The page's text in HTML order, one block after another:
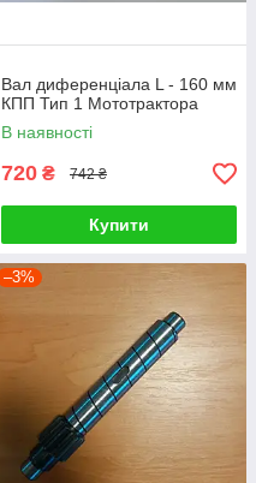
Вал диференціала L - 160 мм
КПП Тип 1 Мототрактора
В наявності
720 ₴ 742 ₴
Купити
–3%